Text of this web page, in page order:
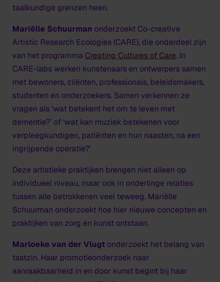
taalkundige grenzen heen.
Mariëlle Schuurman onderzoekt Co-creative
Artistic Research Ecologies (CARE), die onderdeel zijn
van het programma Creating Cultures of Care. In
CARE-labs werken kunstenaars en ontwerpers samen
met bewoners, cliënten, professionals, beleidsmakers,
studenten en onderzoekers. Samen verkennen ze
vragen als ‘wat betekent het om te leven met
dementie?’ of ‘wat kan muziek betekenen voor
verpleegkundigen, patiënten en hun naasten, na een
ingrijpende operatie?’
Deze artistieke praktijken brengen niet alleen op
individueel niveau, maar ook in onderlinge relaties
tussen alle betrokkenen veel teweeg. Mariëlle
Schuurman onderzoekt hoe hier nieuwe concepten en
praktijken van zorg én kunst ontstaan.
Marloeke van der Vlugt onderzoekt het belang van
tastzin. Haar promotieonderzoek naar
aanraakbaarheid in en door kunst begint bij haar